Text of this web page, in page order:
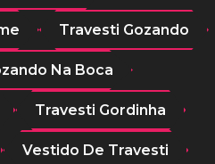
Travesti Gozando
Na Boca
Travesti Gordinha
Vestido De Travesti